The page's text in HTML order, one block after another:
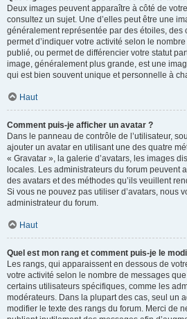
Deux images peuvent apparaître à côté de
consultez un sujet. Une d’elles peut être une
généralement représentée par des étoiles, des
permet d’indiquer votre activité selon le
publié, ou permet de différencier votre statut
image, généralement plus grande, est une
qui est bien souvent unique et personnelle à
Haut
Comment puis-je afficher un avatar ?
Dans le panneau de contrôle de l’utilisateur,
ajouter un avatar en utilisant une des quatre
« Gravatar », la galerie d’avatars, les images
locales. Les administrateurs du forum peuvent
des avatars et des méthodes qu’ils veuillent
Si vous ne pouvez pas utiliser d’avatars, nous
administrateur du forum.
Haut
Quel est mon rang et comment puis-je le
Les rangs, qui apparaissent en dessous de
votre activité selon le nombre de messages
certains utilisateurs spécifiques, comme les
modérateurs. Dans la plupart des cas, seul un
modifier le texte des rangs du forum. Merci de